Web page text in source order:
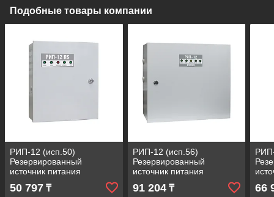
Подобные товары компании
РИП-12 (исп.50)
Резервированный
источник питания
(РИП-12/317М1-Р-RS)
50 797 ₸
РИП-12 (исп.56)
Резервированный
источник питания
(РИП-12-6/80М3-Р-RS)
91 204₸ 66